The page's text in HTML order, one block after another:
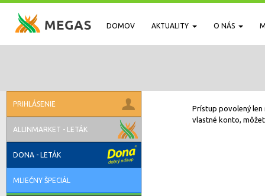
DOMOV AKTUALITY O NÁS
PRIHLÁSENIE
ALLINMARKET - LETÁK
DONA - LETÁK
MLIEČNY ŠPECIÁL
Prístup povolený len
vlastné konto,